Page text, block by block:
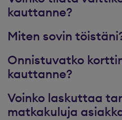
kauttanne?
Miten sovin
Onnistuvatko
kauttanne?
Voinko laskuttaa
matkakuluja